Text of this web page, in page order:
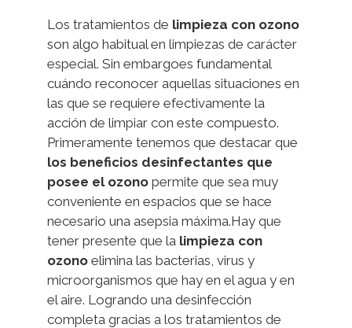
Los tratamientos de limpieza con ozono
son algo habitual en limpiezas de carácter
especial. Sin embargoes fundamental
cuándo reconocer aquellas situaciones en
las que se requiere efectivamente la
acción de limpiar con este compuesto.
Primeramente tenemos que destacar que
los beneficios desinfectantes que
posee el ozono permite que sea muy
conveniente en espacios que se hace
necesario una asepsia máxima.Hay que
tener presente que la limpieza con
ozono elimina las bacterias, virus y
microorganismos que hay en el agua y en
el aire. Logrando una desinfección
completa gracias a los tratamientos de